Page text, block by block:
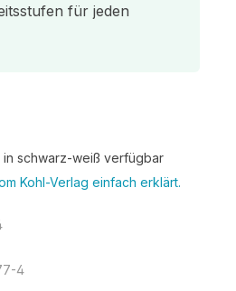
für jeden
in schwarz-weiß verfügbar
Kohl-Verlag einfach erklärt.
4